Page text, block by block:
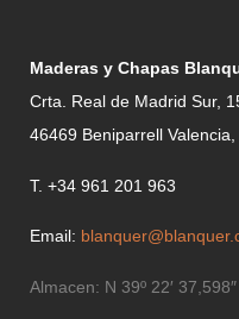
Maderas y Chapas
Crta. Real de Madrid Sur,
46469 Beniparrell Valencia,
T. +34 961 201 963
Email:
Almacen: N 39º 22′